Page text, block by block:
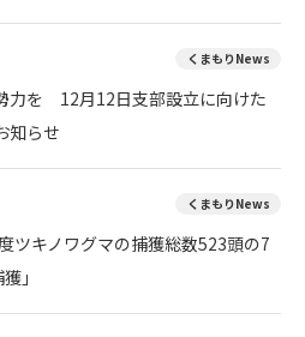
くまもりNews
力を 12月12日支部設立に向けた
知らせ
くまもりNews
ツキノワグマの捕獲総数523頭の7
」